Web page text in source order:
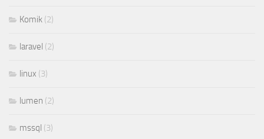
Komik (2)
laravel (2)
linux (3)
lumen (2)
mssql (3)